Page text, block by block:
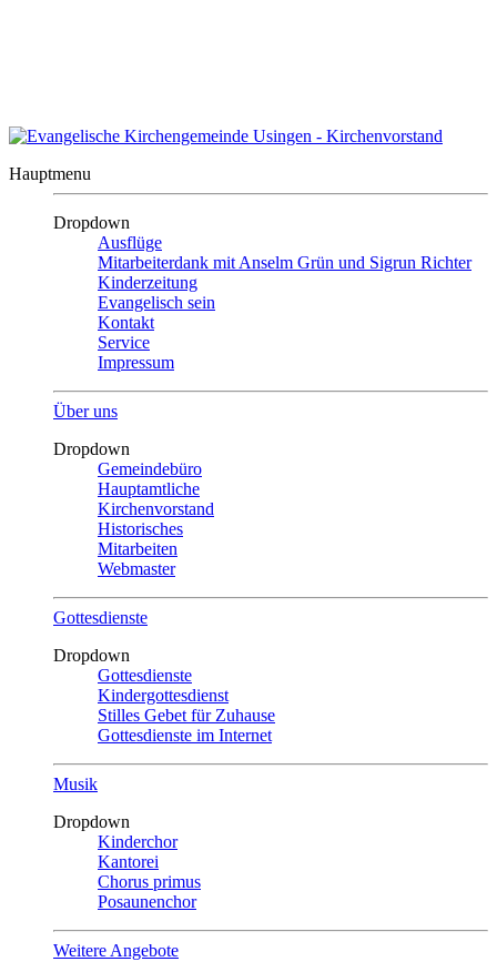
Hauptmenu
Dropdown
Ausflüge
Mitarbeiterdank mit Anselm Grün und Sigrun Richter
Kinderzeitung
Evangelisch sein
Kontakt
Service
Impressum
Über uns
Dropdown
Gemeindebüro
Hauptamtliche
Kirchenvorstand
Historisches
Mitarbeiten
Webmaster
Gottesdienste
Dropdown
Gottesdienste
Kindergottesdienst
Stilles Gebet für Zuhause
Gottesdienste im Internet
Musik
Dropdown
Kinderchor
Kantorei
Chorus primus
Posaunenchor
Weitere Angebote